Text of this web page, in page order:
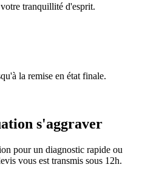
tranquillité d'esprit.
la remise en état finale.
s'aggraver
pour un diagnostic rapide ou
vous est transmis sous 12h.